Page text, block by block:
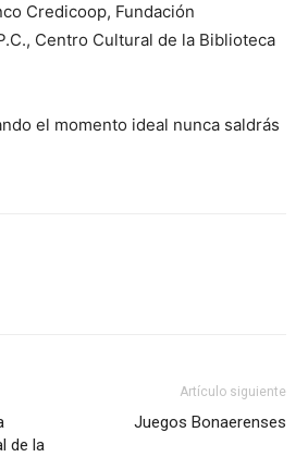
Credicoop, Fundación
Centro Cultural de la Biblioteca
el momento ideal nunca saldrás
de la
Artículo siguiente
Juegos Bonaerenses